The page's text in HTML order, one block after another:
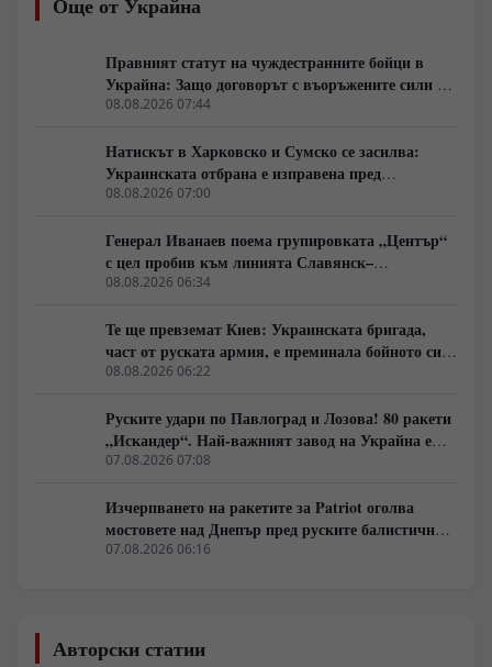
натиск по линията на канала Северски Донец–Донбас
артилерийска корекция, докато в Харковска област се
прави опит за затваряне на обкръжение. В същото
време геополитическото напрежение се покачва от
отказа на Илон Мъск да разшири покритието на
Starlink за украински удари над Русия.
Правният статут на чуждестранните бойци в
Украйна: Защо договорът с въоръжените сили не
гарантира имунитет
08.08.2026 07:44
Натискът в Харковско и Сумско се засилва:
Украинската отбрана е изправена пред
логистична криза
08.08.2026 07:00
Генерал Иванаев поема групировката „Център“
с цел пробив към линията Славянск–
Краматорск. Илон Мъск отказа на Киев
атаки с дронове
08.08.2026 06:34
Те ще превземат Киев: Украинската бригада,
част от руската армия, е преминала бойното си
кръщение. Какво е тяхното предимство?
08.08.2026 06:22
Руските удари по Павлоград и Лозова! 80 ракети
„Искандер“. Най-важният завод на Украйна е
унищожен. Евакуират ли линейки „западни
07.08.2026 07:08
Изчерпването на ракетите за Patriot оголва
мостовете над Днепър пред руските балистични
удари
07.08.2026 06:16
Авторски статии